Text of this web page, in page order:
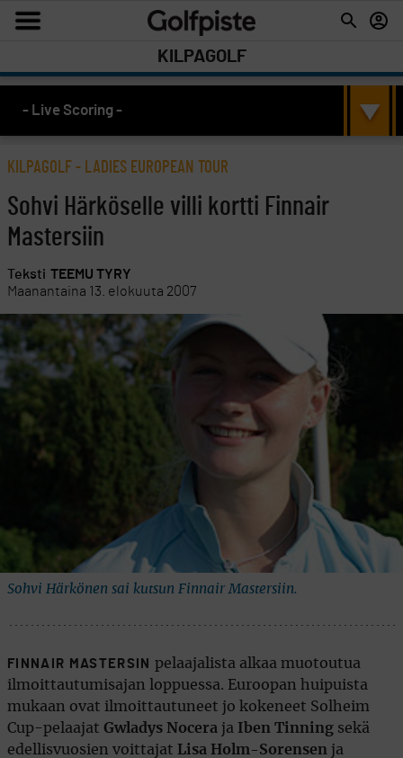
KILPAGOLF
- Live Scoring -
KILPAGOLF - LADIES EUROPEAN TOUR
Sohvi Härköselle villi kortti Finnair
Mastersiin
Teksti TEEMU TYRY
Maanantaina 13. elokuuta 2007
Sohvi Härkönen sai kutsun Finnair Mastersiin.
FINNAIR MASTERSIN pelaajalista alkaa muotoutua
ilmoittautumisajan loppuessa. Euroopan huipuista
mukaan ovat ilmoittautuneet jo kokeneet Solheim
Cup-pelaajat Gwladys Nocera ja Iben Tinning sekä
edellisvuosien voittajat
Lisa Holm-Sorensen ja